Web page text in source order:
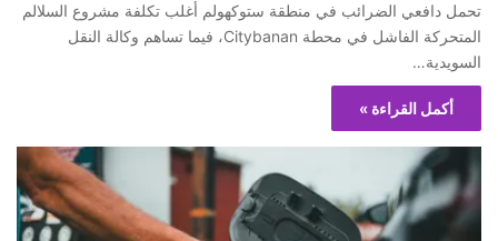
تحمل دافعي الضرائب في منطقة ستوكهولم أغلب تكلفة مشروع السلالم
المتحركة الفاشل في محطة Citybanan، فيما تساهم وكالة النقل
السويدية…
أكمل القراءة »